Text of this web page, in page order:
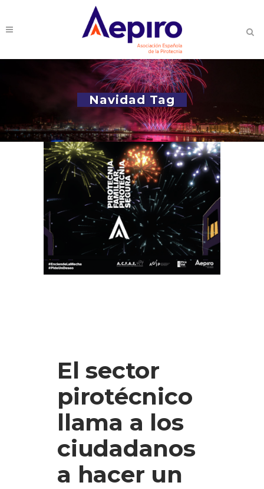
Navidad Tag
El sector
pirotécnico
llama a los
ciudadanos
a hacer un